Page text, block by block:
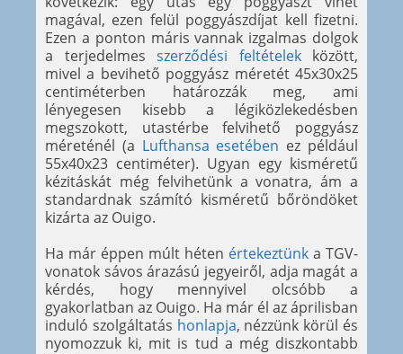
magával, ezen felül poggyászdíjat kell fizetni.
Ezen a ponton máris vannak izgalmas dolgok
a terjedelmes szerződési feltételekközött,
mivel a bevihető poggyász méretét 45x30x25
centiméterben határozzák meg, ami
lényegesen kisebb a légiközlekedésben
megszokott, utastérbe felvihető poggyász
méreténél (a Lufthansa esetében ez például
55x40x23 centiméter). Ugyan egy kisméretű
kézitáskát még felvihetünk a vonatra, ám a
standardnak számító kisméretű bőröndöket
kizárta az Ouigo.
Ha már éppen múlt héten értekeztünk a TGV-
vonatok sávos árazású jegyeiről, adja magát a
kérdés, hogy mennyivel olcsóbb a
gyakorlatban az Ouigo. Ha már él az áprilisban
induló szolgáltatás honlapja, nézzünk körül és
nyomozzuk ki, mit is tud a még diszkontabb